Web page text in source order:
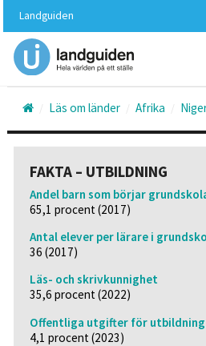
huvudinnehållet
Landguiden
Läs om länder Afrika
FAKTA – UTBILDNING
Andel barn som börjar
65,1 procent (2017)
Antal elever per lärare i
36 (2017)
Läs- och skrivkunnighet
35,6 procent (2022)
Offentliga utgifter för utbildning
4,1 procent (2023)